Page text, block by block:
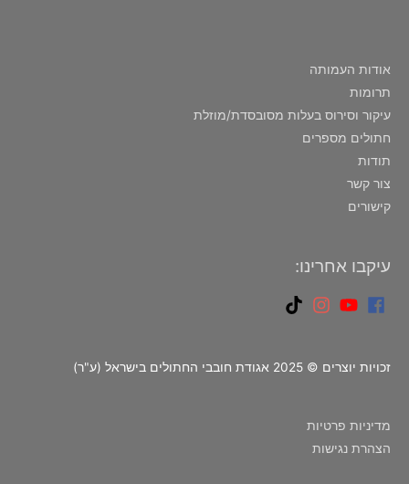
אודות העמותה
תרומות
עיקור וסירוס בעלות מסובסדת/מוזלת
חתולים מספרים
תודות
צור קשר
קישורים
עיקבו אחרינו:
זכויות יוצרים © 2025 אגודת חובבי החתולים בישראל (ע"ר)
מדיניות פרטיות
הצהרת נגישות